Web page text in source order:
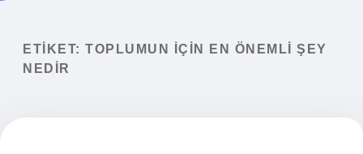
Yasal Uyarı
ETIKET: TOPLUMUN IÇIN EN ÖNEMLI ŞEY
NEDIR